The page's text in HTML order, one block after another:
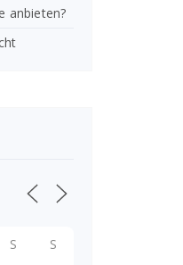
anbieten?
S S